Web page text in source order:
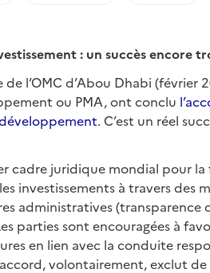
: un succès encore
l’OMC d’Abou Dhabi (février
ou PMA, ont conclu
. C’est un réel
cadre juridique mondial pour
investissements à travers des
administratives (transparence
parties sont encouragées à
en lien avec la conduite
volontairement, exclut de